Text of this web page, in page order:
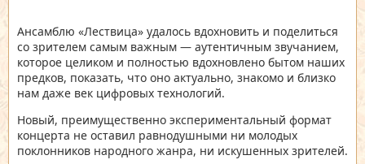
Ансамблю «Лествица» удалось вдохновить и поделиться
со зрителем самым важным — аутентичным звучанием,
которое целиком и полностью вдохновлено бытом наших
предков, показать, что оно актуально, знакомо и близко
нам даже век цифровых технологий.
Новый, преимущественно экспериментальный формат
концерта не оставил равнодушными ни молодых
поклонников народного жанра, ни искушенных зрителей.